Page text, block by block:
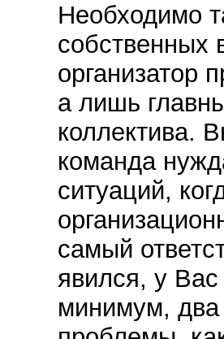
Необходимо
собственных
организатор
а лишь
коллектива.
команда
ситуаций,
самый
явился, у
минимум, два